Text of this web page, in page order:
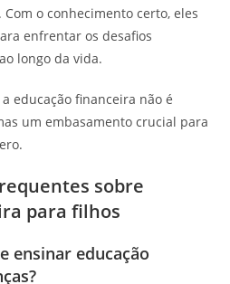
o conhecimento certo, eles
enfrentar os desafios
longo da vida.
educação financeira não é
um embasamento crucial para
sobre
para filhos
ensinar educação